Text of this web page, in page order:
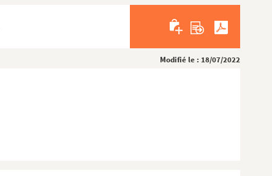
Modifié le : 18/07/2022